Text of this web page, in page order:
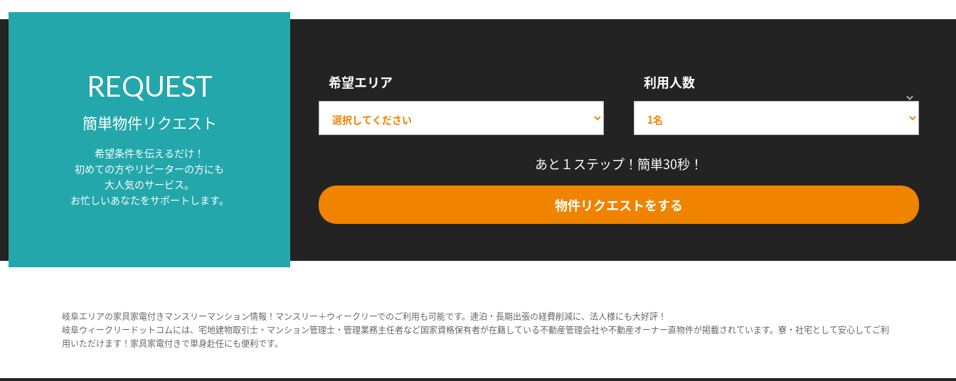
REQUEST
簡単物件リクエスト
希望条件を伝えるだけ！
初めての方やリピーターの方にも
大人気のサービス。
お忙しいあなたをサポートします。
希望エリア 利用人数
あと１ステップ！簡単30秒！
物件リクエストをする
岐阜エリアの家具家電付きマンスリーマンション情報！マンスリー＋ウィークリーでのご利用も可能です。連泊・長期出張の経費削減に、法人様にも大好評！
岐阜ウィークリードットコムには、宅地建物取引士・マンション管理士・管理業務主任者など国家資格保有者が在籍している不動産管理会社や不動産オーナー直物件が掲載されています。寮・社宅として安心してご利
用いただけます！家具家電付きで単身赴任にも便利です。